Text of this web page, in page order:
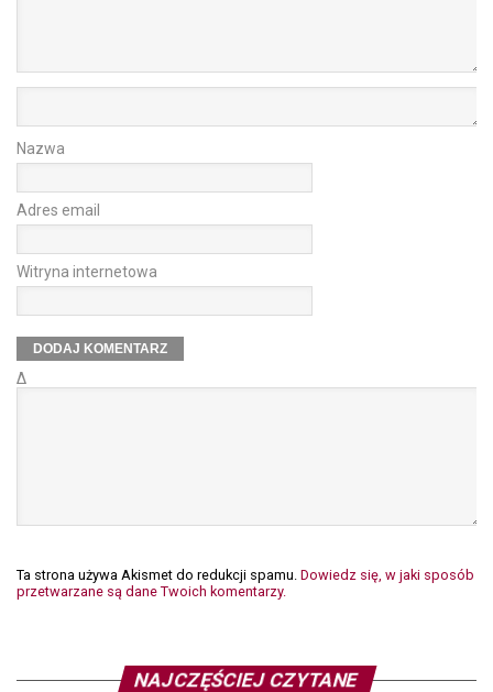
Nazwa
Adres email
Witryna internetowa
Δ
Ta strona używa Akismet do redukcji spamu. Dowiedz się, w jaki sposób
przetwarzane są dane Twoich komentarzy.
NAJCZĘŚCIEJ CZYTANE